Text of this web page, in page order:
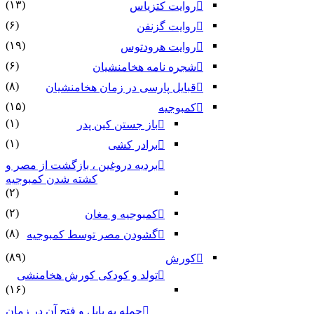
روایت کتزیاس
(۱۳)
روایت گزنفن
(۶)
روایت هرودتوس
(۱۹)
شجره نامه هخامنشیان
(۶)
قبایل پارسی در زمان هخامنشیان
(۸)
کمبوجیه
(۱۵)
باز جستن کین پدر
(۱)
برادر کشی
(۱)
بردیه دروغین ، بازگشت از مصر و
کشته شدن کمبوجیه
(۲)
کمبوجیه و مغان
(۲)
گشودن مصر توسط کمبوجیه
(۸)
کورش
(۸۹)
تولد و کودکی کورش هخامنشی
(۱۶)
حمله به بابل و فتح آن در زمان